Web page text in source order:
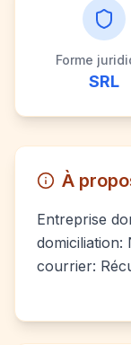
Forme
SRL
À
Entreprise
domiciliation:
courrier: